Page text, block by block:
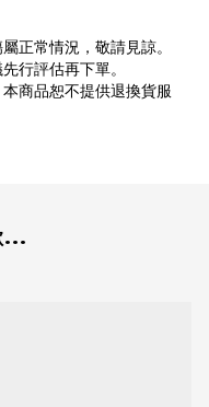
正常情況，敬請見諒。
行評估再下單。
商品恕不提供退換貨服
...